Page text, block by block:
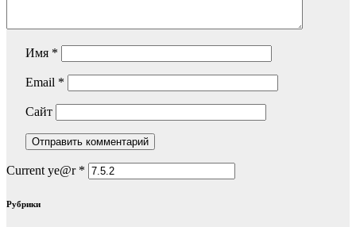
Имя *
Email *
Сайт
Current ye@r *
Рубрики